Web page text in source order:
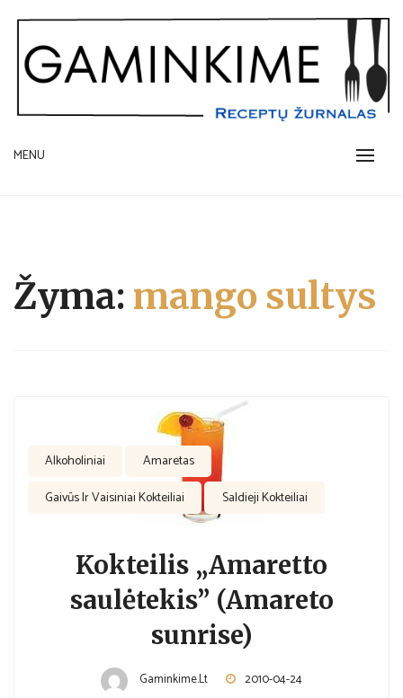
content
GAMINKIME.LT
receptų žurnalas
MENU
Žyma: mango sultys
Alkoholiniai
Amaretas
Gaivūs Ir Vaisiniai Kokteiliai
Saldieji Kokteiliai
Kokteilis „Amaretto
saulėtekis” (Amareto
sunrise)
Gaminkime.lt 2010-04-24